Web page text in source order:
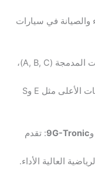
والصيانة في سيارات
: غالباً في الفئات المدمجة (A, B, C)،
: للفئات الأعلى مثل E وS
و9G-Tronic: تقدم
العالية الأداء.